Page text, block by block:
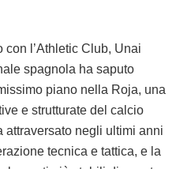
con l’Athletic Club, Unai
spagnola ha saputo
piano nella Roja, una
e strutturate del calcio
attraversato negli ultimi anni
tecnica e tattica, e la